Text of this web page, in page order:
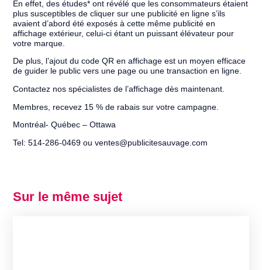
En effet, des études* ont révélé que les consommateurs étaient
plus susceptibles de cliquer sur une publicité en ligne s’ils
avaient d’abord été exposés à cette même publicité en
affichage extérieur, celui-ci étant un puissant élévateur pour
votre marque.
De plus, l’ajout du code QR en affichage est un moyen efficace
de guider le public vers une page ou une transaction en ligne.
Contactez nos spécialistes de l’affichage dès maintenant.
Membres, recevez 15 % de rabais sur votre campagne.
Montréal- Québec – Ottawa
Tel: 514-286-0469 ou ventes@publicitesauvage.com
Sur le même sujet